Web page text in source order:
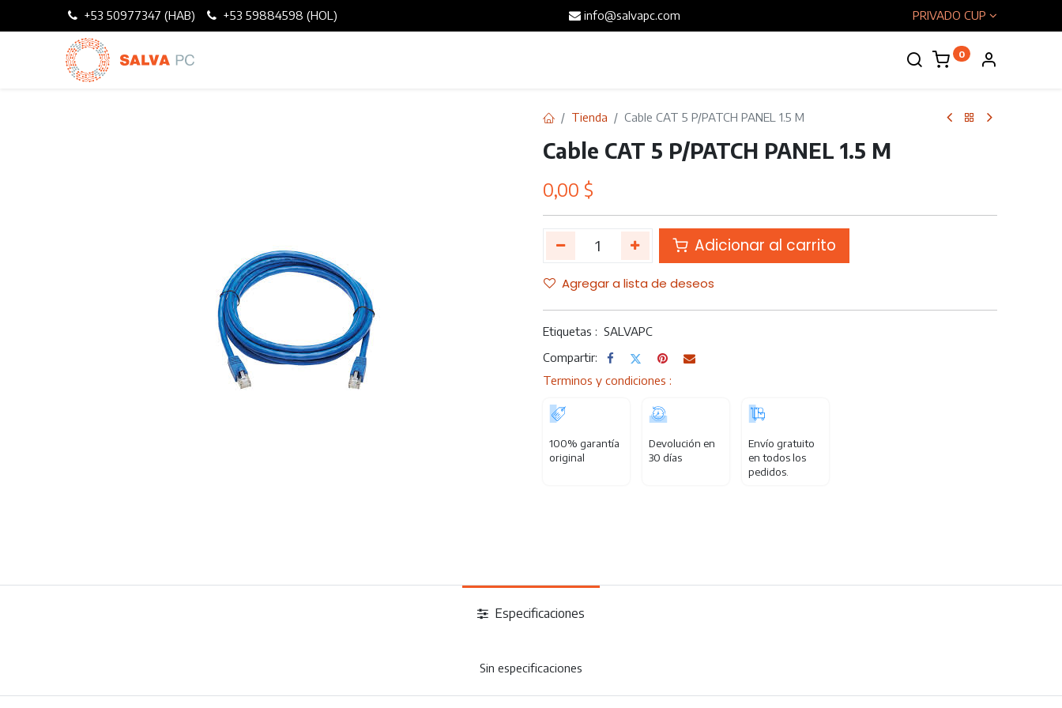
+53 50977347 (HAB) +53 59884598 (HOL) info@salvapc.com PRIVADO CUP
0
Tienda Cable CAT 5 P/PATCH PANEL 1.5 M
Cable CAT 5 P/PATCH PANEL 1.5 M
0,00 $
Adicionar al carrito
Agregar a lista de deseos
Etiquetas : SALVAPC
Compartir:
Terminos y condiciones :
100% garantía
original
Devolución en
30 días
Envío gratuito
en todos los
pedidos.
Especificaciones
Sin especificaciones